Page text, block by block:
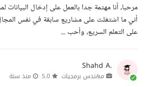
مرحبا، أنا مهتمة جدا بالعمل على إدخال
أني ما اشتغلت على مشاريع سابقة في نفس
على التعلم السريع، وأحب ...
Shahd A.
مهندس برمجيات منذ سنة